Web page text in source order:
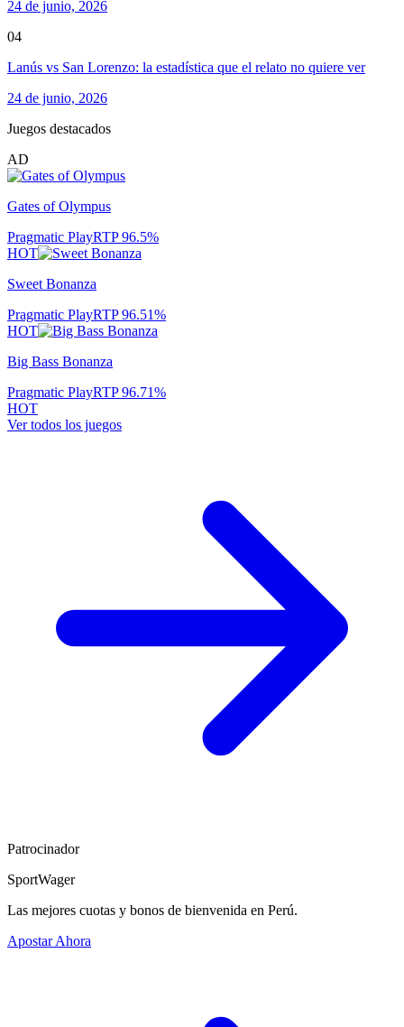
24 de junio, 2026
04
Lanús vs San Lorenzo: la estadística que el relato no quiere ver
24 de junio, 2026
Juegos destacados
AD
Gates of Olympus
Pragmatic PlayRTP96.5%
HOT
Sweet Bonanza
Pragmatic PlayRTP96.51%
HOT
Big Bass Bonanza
Pragmatic PlayRTP96.71%
HOT
Ver todos los juegos
Patrocinador
SportWager
Las mejores cuotas y bonos de bienvenida en Perú.
Apostar Ahora